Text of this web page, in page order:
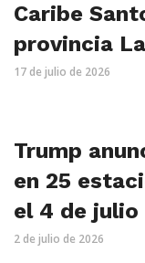
Caribe
provincia
17 de julio de 2026
Trump
en 25
el 4 de julio
2 de julio de 2026